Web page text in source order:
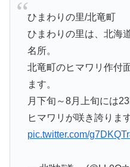
ひまわりの里/北竜町
ひまわりの里は、北海
名所。
北竜町のヒマワリ作付
ます。
月下旬～8月上旬には
ヒマワリが咲き誇ります
pic.twitter.com/